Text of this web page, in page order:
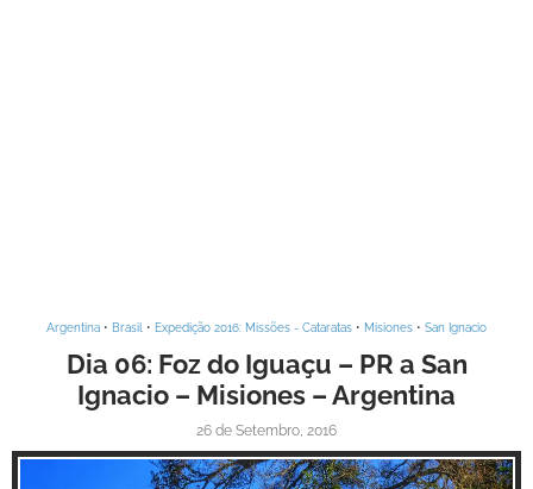
Argentina • Brasil • Expedição 2016: Missões - Cataratas • Misiones • San Ignacio
Dia 06: Foz do Iguaçu – PR a San
Ignacio – Misiones – Argentina
26 de Setembro, 2016